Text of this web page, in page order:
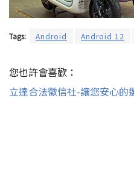
Tags: Android Android 12
您也許會喜歡：
立達合法徵信社-讓您安心的